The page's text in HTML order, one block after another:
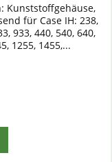
Kunststoffgehäuse,
für Case IH: 238,
933, 440, 540, 640,
1255, 1455,...